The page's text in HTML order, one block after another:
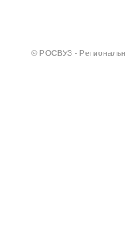
© РОСВУЗ -